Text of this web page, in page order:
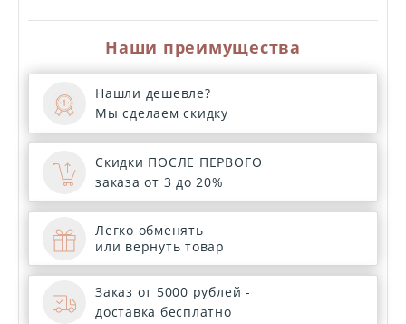
Наши преимущества
Нашли дешевле?
Мы сделаем скидку
Скидки ПОСЛЕ ПЕРВОГО
заказа от 3 до 20%
Легко обменять
или вернуть товар
Заказ от 5000 рублей -
доставка бесплатно